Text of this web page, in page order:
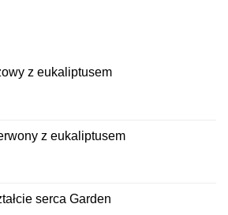
z eukaliptusem
z eukaliptusem
serca Garden